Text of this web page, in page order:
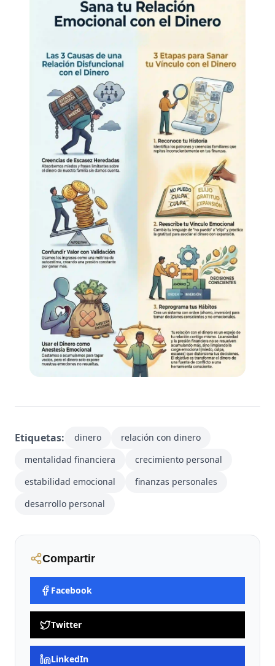
Compartir
Facebook
Twitter
LinkedIn
Etiquetas: dinero
relación con dinero
mentalidad financiera
crecimiento personal
estabilidad emocional
finanzas personales
desarrollo personal